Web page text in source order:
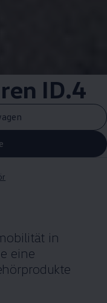
ID.4
in
eine